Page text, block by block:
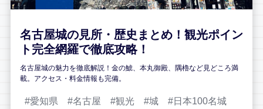
名古屋城の見所・歴史まとめ！観光ポイン
ト完全網羅で徹底攻略！
名古屋城の魅力を徹底解説！金の鯱、本丸御殿、隅櫓など見どころ満
載。アクセス・料金情報も完備。
愛知県 名古屋 観光 城 日本100名城